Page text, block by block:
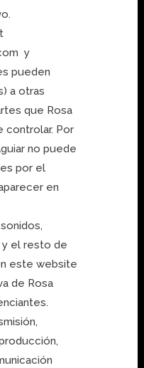
y
pueden
a otras
que Rosa
controlar. Por
no puede
por el
en
y el resto de
este website
de Rosa